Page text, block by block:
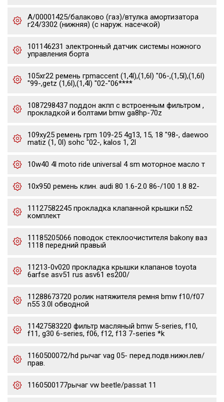
А/00001425/балаково (газ)/втулка амортизатора
г24/3302 (нижняя) (с наруж. насечкой)
101146231 электронный датчик системы ножного
управления борта
105xr22 ремень грmaccent (1,4l),(1,6l) "06-,(1,5l),(1,6l)
"99-,getz (1,6l),(1,4l) "02-"06****
1087298437 поддон акпп с встроенным фильтром ,
прокладкой и болтами bmw ga8hp-70z
109xy25 ремень грm 109-25 4g13, 15, 18 "98-, daewoo
matiz (1, 0l) sohc "02-, kalos 1, 2l
10w40 4l moto ride universal 4 sm моторное масло т
10x950 ремень клин. audi 80 1.6-2.0 86-/100 1.8 82-
11127582245 прокладка клапанной крышки n52
комплект
11185205066 поводок стеклоочистителя bakony ваз
1118 передний правый
11213-0v020 прокладка крышки клапанов toyota
6arfse asv51 rus asv61 es200/
11288673720 ролик натяжителя ремня bmw f10/f07
n55 3.0l обводной
11427583220 фильтр масляный bmw 5-series, f10,
f11, g30 6-series, f06, f12, f13 7-series *k
1160500072/hd рычаг vag 05- перед.подв.нижн.лев/
прав.
1160500177рычаг vw beetle/passat 11